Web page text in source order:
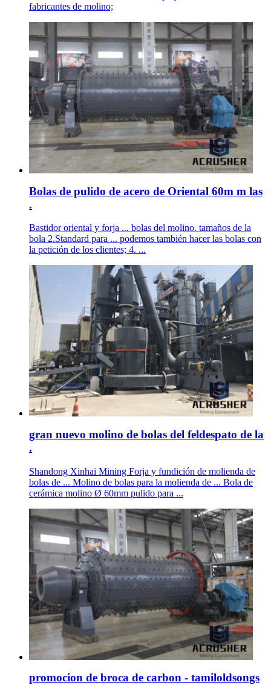
fabricantes de molino;
Bolas de pulido de acero de Oriental 60m m las
.
Bastidor oriental y forja ... bolas del molino. tamaños de la
bola 2.Standard para ... podemos también hacer las bolas con
la petición de los clientes; 4. ...
gran nuevo molino de bolas del feldespato de la
.
Shandong Xinhai Mining Forja y fundición de molienda de
bolas de ... Molino de bolas para la molienda de ... Bola de
cerámica molino Ø 60mm pulido para ...
promocion de broca de carbon - tamiloldsongs